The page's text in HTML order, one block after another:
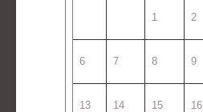
1 2
6 7 8 9
13 14 15 16